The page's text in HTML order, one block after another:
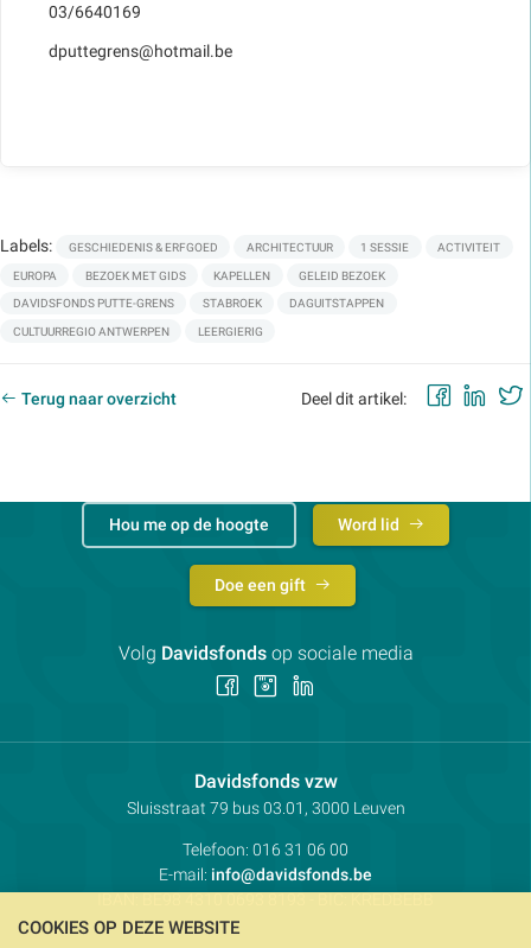
03/6640169
dputtegrens@hotmail.be
Labels: GESCHIEDENIS & ERFGOED ARCHITECTUUR 1 SESSIE ACTIVITEIT
EUROPA BEZOEK MET GIDS KAPELLEN GELEID BEZOEK
DAVIDSFONDS PUTTE-GRENS STABROEK DAGUITSTAPPEN
CULTUURREGIO ANTWERPEN LEERGIERIG
Terug naar overzicht Deel dit artikel:
Davidsfonds vzwContactpersoon:
Adres:
Sluisstraat 79 bus 03.01, 3000 Leuven
Telefoon: 016 31 06 00
E-mail: info@davidsfonds.be
IBAN:BE98 4310 0693 8193- BIC:KREDBEBB
Hou me op de hoogte Word lid
Doe een gift
Volg Davidsfondsop sociale media
Volg
ons
Facebook
Volg
Instagram
LinkedIn
COOKIES OP DEZE WEBSITE